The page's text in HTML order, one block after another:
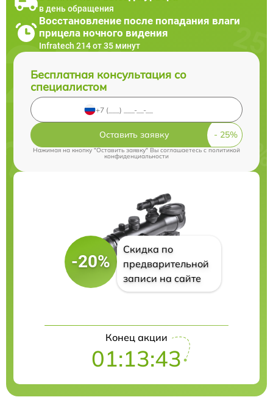
в день обращения
Восстановление после попадания влаги
прицела ночного видения
Infratech 214 от 35 минут
Бесплатная консультация со
специалистом
Оставить заявку
Нажимая на кнопку "Оставить заявку" Вы соглашаетесь cполитикой
конфиденциальности
-20%
Скидка по
предварительной
записи на сайте
Конец акции
01:13:42